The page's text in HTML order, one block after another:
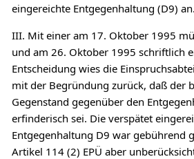
eingereichte Entgegenhaltung (D9) an.
III. Mit einer am 17. Oktober 1995
und am 26. Oktober 1995 schriftlich
Entscheidung wies die
mit der Begründung zurück, daß der
Gegenstand gegenüber den
erfinderisch sei. Die verspätet
Entgegenhaltung D9 war gebührend
Artikel 114 (2) EPÜ aber